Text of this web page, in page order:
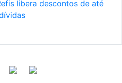
libera descontos de até